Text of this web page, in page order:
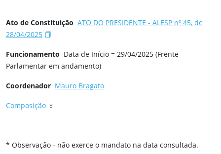
Ato de Constituição ATO DO PRESIDENTE - ALESP nº 45, de
28/04/2025
Funcionamento Data de Início = 29/04/2025 (Frente
Parlamentar em andamento)
Coordenador Mauro Bragato
Composição
* Observação - não exerce o mandato na data consultada.